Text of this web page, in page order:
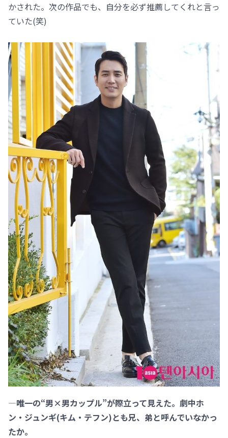
かされた。次の作品でも、自分を必ず推薦してくれと言っ
ていた(笑)
―唯一の“男×男カップル”が際立って見えた。劇中ホ
ン・ジュンギ(キム・テフン)とも兄、弟と呼んでいなかっ
たか。